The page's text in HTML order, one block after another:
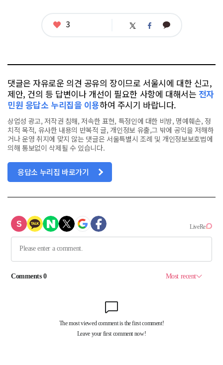
좋
3 트 페 카
댓글은 자유로운 의견 공유의 장이므로 서울시에 대한 신고,
제안, 건의 등 답변이나 개선이 필요한 사항에 대해서는 전자
민원 응답소 누리집을 이용하여 주시기 바랍니다.
상업성 광고, 저작권 침해, 저속한 표현, 특정인에 대한 비방, 명예훼손, 정
치적 목적, 유사한 내용의 반복적 글, 개인정보 유출,그 밖에 공익을 저해하
거나 운영 취지에 맞지 않는 댓글은 서울특별시 조례 및 개인정보보호법에
의해 통보없이 삭제될 수 있습니다.
응답소 누리집 바로가기